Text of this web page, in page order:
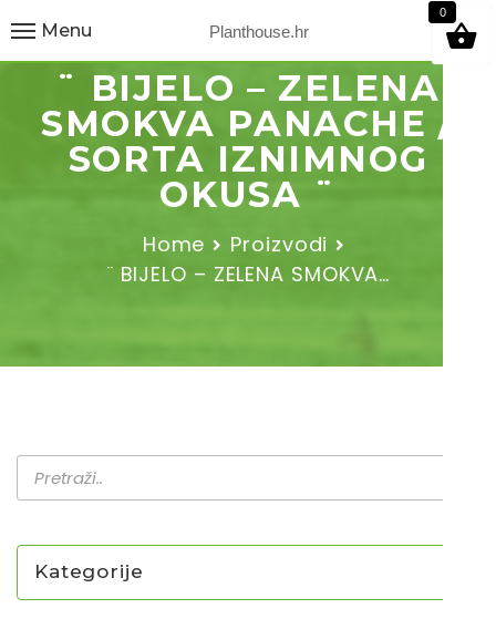
Planthouse.hr
Menu
9
¨ BIJELO – ZELENA
SMOKVA PANACHE /
SORTA IZNIMNOG
OKUSA ¨
Home
Proizvodi
¨ BIJELO – ZELENA SMOKVA…
Kategorije
0